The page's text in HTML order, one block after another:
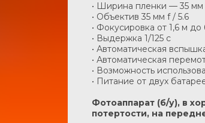
• Ширина пленки — 35 мм
• Объектив 35 мм f / 5.6
• Фокусировка от 1,6 м
• Выдержка 1/125 c
• Автоматическая
• Автоматическая
• Возможность
• Питание от двух
Фотоаппарат (б/у), в
потертости, на